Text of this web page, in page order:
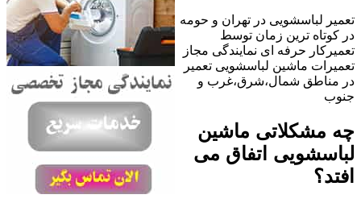
تعمیر لباسشویی در تهران و حومه
در کوتاه ترین زمان توسط
تعمیرکار حرفه ای نمایندگی مجاز
تعمیرات ماشین لباسشویی تعمیر
در مناطق شمال،شرق،غرب و
جنوب
چه مشکلاتی ماشین
لباسشویی اتفاق می
افتد؟